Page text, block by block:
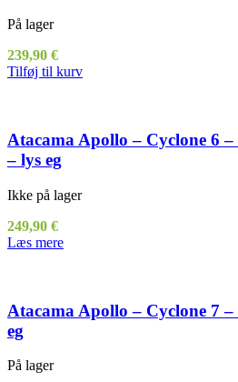
På lager
239,90 €
Tilføj til kurv
Atacama Apollo – Cyclone 6
– lys eg
Ikke på lager
249,90 €
Læs mere
Atacama Apollo – Cyclone 7
eg
På lager